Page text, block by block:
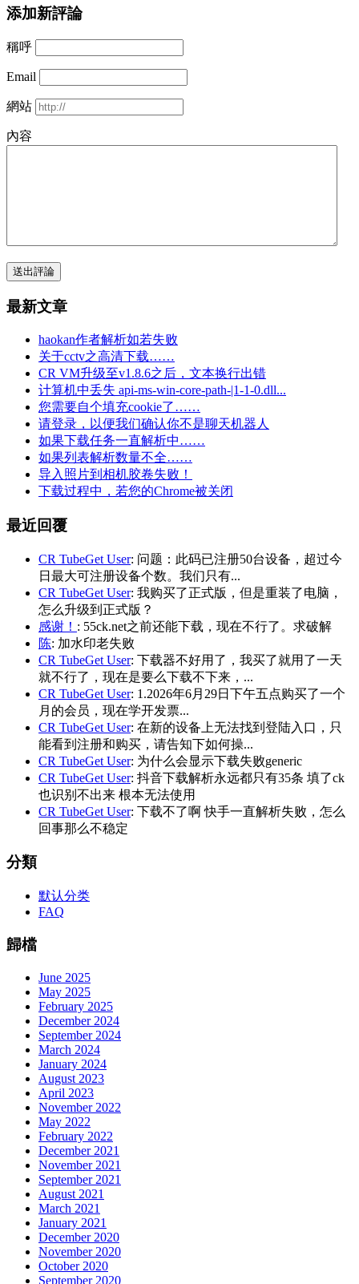
添加新評論
稱呼
Email
網站
內容
送出評論
最新文章
haokan作者解析如若失败
关于cctv之高清下载……
CR VM升级至v1.8.6之后，文本换行出错
计算机中丢失 api-ms-win-core-path-|1-1-0.dll...
您需要自个填充cookie了……
请登录，以便我们确认你不是聊天机器人
如果下载任务一直解析中……
如果列表解析数量不全……
导入照片到相机胶卷失败！
下载过程中，若您的Chrome被关闭
最近回覆
CR TubeGet User: 问题：此码已注册50台设备，超过今
日最大可注册设备个数。我们只有...
CR TubeGet User: 我购买了正式版，但是重装了电脑，
怎么升级到正式版？
感谢！ : 55ck.net之前还能下载，现在不行了。求破解
陈: 加水印老失败
CR TubeGet User: 下载器不好用了，我买了就用了一天
就不行了，现在是要么下载不下来，...
CR TubeGet User: 1.2026年6月29日下午五点购买了一个
月的会员，现在学开发票...
CR TubeGet User: 在新的设备上无法找到登陆入口，只
能看到注册和购买，请告知下如何操...
CR TubeGet User: 为什么会显示下载失败generic
CR TubeGet User: 抖音下载解析永远都只有35条 填了ck
也识别不出来 根本无法使用
CR TubeGet User: 下载不了啊 快手一直解析失败，怎么
回事那么不稳定
分類
默认分类
FAQ
歸檔
June 2025
May 2025
February 2025
December 2024
September 2024
March 2024
January 2024
August 2023
April 2023
November 2022
May 2022
February 2022
December 2021
November 2021
September 2021
August 2021
March 2021
January 2021
December 2020
November 2020
October 2020
September 2020